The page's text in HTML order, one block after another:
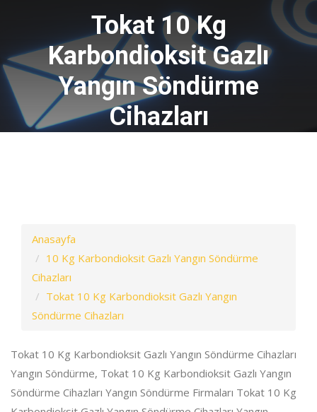
Tokat 10 Kg
Karbondioksit Gazlı
Yangın Söndürme
Cihazları
Anasayfa
10 Kg Karbondioksit Gazlı Yangın Söndürme
Cihazları
Tokat 10 Kg Karbondioksit Gazlı Yangın
Söndürme Cihazları
Tokat 10 Kg Karbondioksit Gazlı Yangın Söndürme Cihazları
Yangın Söndürme, Tokat 10 Kg Karbondioksit Gazlı Yangın
Söndürme Cihazları Yangın Söndürme Firmaları Tokat 10 Kg